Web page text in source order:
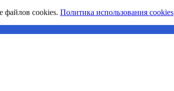
файлов cookies. Политика использования cookies